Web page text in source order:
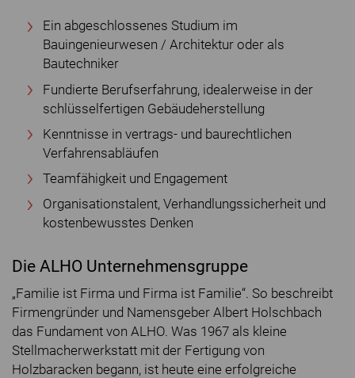
Ein abgeschlossenes Studium im
Bauingenieurwesen / Architektur oder als
Bautechniker
Fundierte Berufserfahrung, idealerweise in der
schlüsselfertigen Gebäudeherstellung
Kenntnisse in vertrags- und baurechtlichen
Verfahrensabläufen
Teamfähigkeit und Engagement
Organisationstalent, Verhandlungssicherheit und
kostenbewusstes Denken
Die ALHO Unternehmensgruppe
„Familie ist Firma und Firma ist Familie“. So beschreibt
Firmengründer und Namensgeber Albert Holschbach
das Fundament von ALHO. Was 1967 als kleine
Stellmacherwerkstatt mit der Fertigung von
Holzbaracken begann, ist heute eine erfolgreiche